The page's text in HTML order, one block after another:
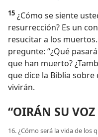
15 ¿Cómo se siente
resurrección? Es un
resucitar a los
pregunte: “¿Qué
que han muerto?
que dice la Biblia
vivirán.
“OIRÁN SU
16. ¿Cómo será la vida de los